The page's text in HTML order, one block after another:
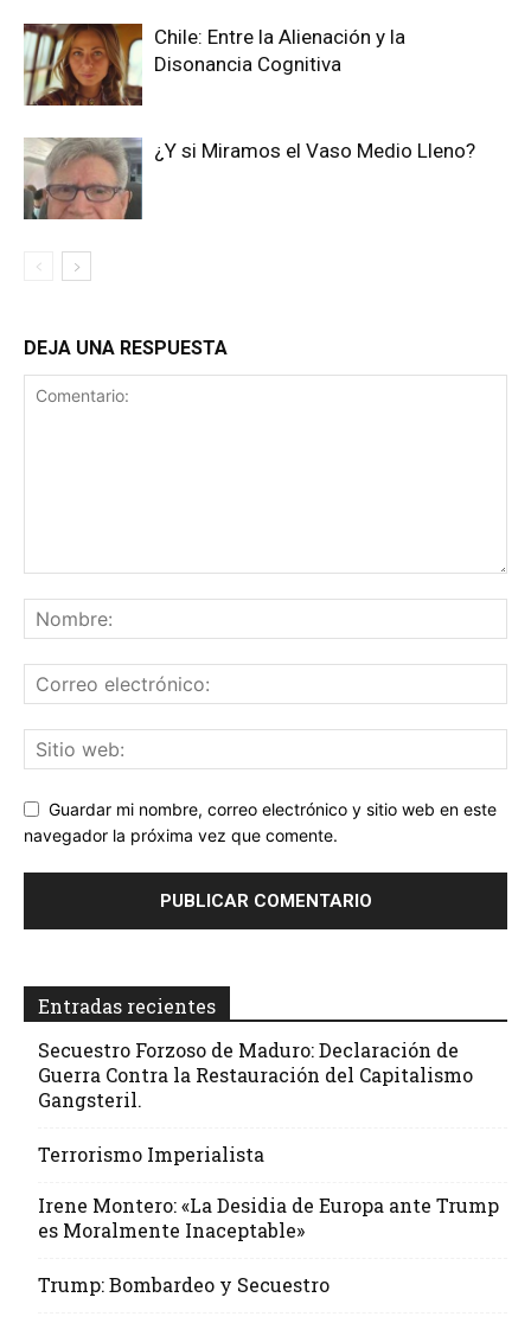
Chile: Entre la Alienación y la
Disonancia Cognitiva
¿Y si Miramos el Vaso Medio Lleno?
DEJA UNA RESPUESTA
Guardar mi nombre, correo electrónico y sitio web en este
navegador la próxima vez que comente.
Entradas recientes
Secuestro Forzoso de Maduro: Declaración de
Guerra Contra la Restauración del Capitalismo
Gangsteril.
Terrorismo Imperialista
Irene Montero: «La Desidia de Europa ante Trump
es Moralmente Inaceptable»
Trump: Bombardeo y Secuestro